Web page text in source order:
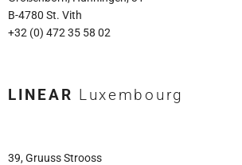
B-4780 St. Vith
+32 (0) 472 35 58 02
LINEAR Luxembourg
39, Gruuss Strooss